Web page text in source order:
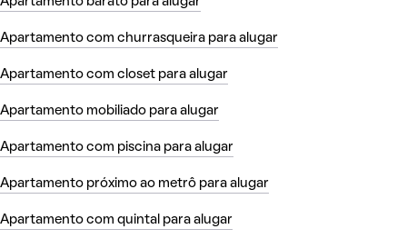
Apartamento com churrasqueira para alugar
Apartamento com closet para alugar
Apartamento mobiliado para alugar
Apartamento com piscina para alugar
Apartamento próximo ao metrô para alugar
Apartamento com quintal para alugar